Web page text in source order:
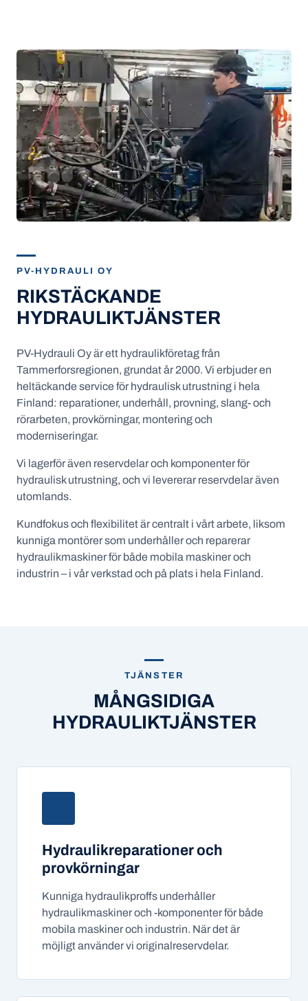
PV-HYDRAULI OY
RIKSTÄCKANDE
HYDRAULIKTJÄNSTER
PV-Hydrauli Oy är ett hydraulikföretag från
Tammerforsregionen, grundat år 2000. Vi erbjuder en
heltäckande service för hydraulisk utrustning i hela
Finland: reparationer, underhåll, provning, slang- och
rörarbeten, provkörningar, montering och
moderniseringar.
Vi lagerför även reservdelar och komponenter för
hydraulisk utrustning, och vi levererar reservdelar även
utomlands.
Kundfokus och flexibilitet är centralt i vårt arbete, liksom
kunniga montörer som underhåller och reparerar
hydraulikmaskiner för både mobila maskiner och
industrin – i vår verkstad och på plats i hela Finland.
TJÄNSTER
MÅNGSIDIGA
HYDRAULIKTJÄNSTER
Hydraulikreparationer och
provkörningar
Kunniga hydraulikproffs underhåller
hydraulikmaskiner och -komponenter för både
mobila maskiner och industrin. När det är
möjligt använder vi originalreservdelar.